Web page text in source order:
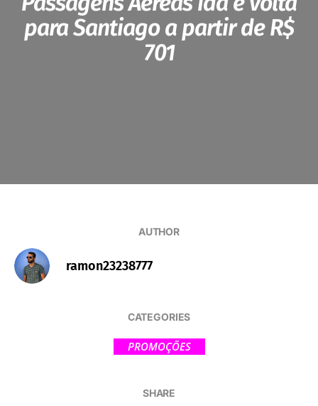
para Santiago a partir de R$
701
AUTHOR
ramon23238777
CATEGORIES
PROMOÇÕES
SHARE